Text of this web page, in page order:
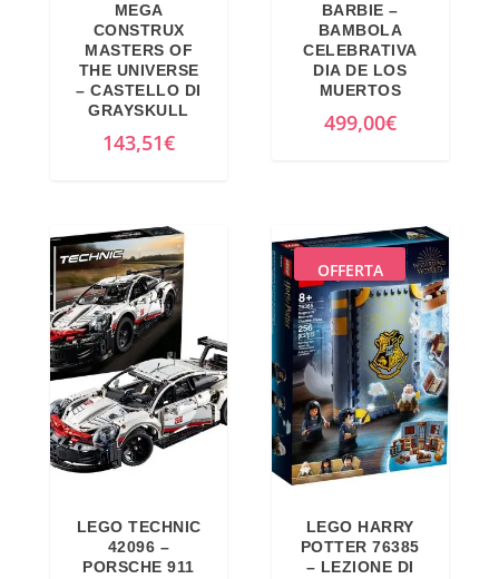
MEGA
CONSTRUX
MASTERS OF
THE UNIVERSE
– CASTELLO DI
GRAYSKULL
143,51€
BARBIE –
BAMBOLA
CELEBRATIVA
DIA DE LOS
MUERTOS
499,00€
LEGO TECHNIC
42096 –
PORSCHE 911
OFFERTA
LEGO HARRY
POTTER 76385
– LEZIONE DI